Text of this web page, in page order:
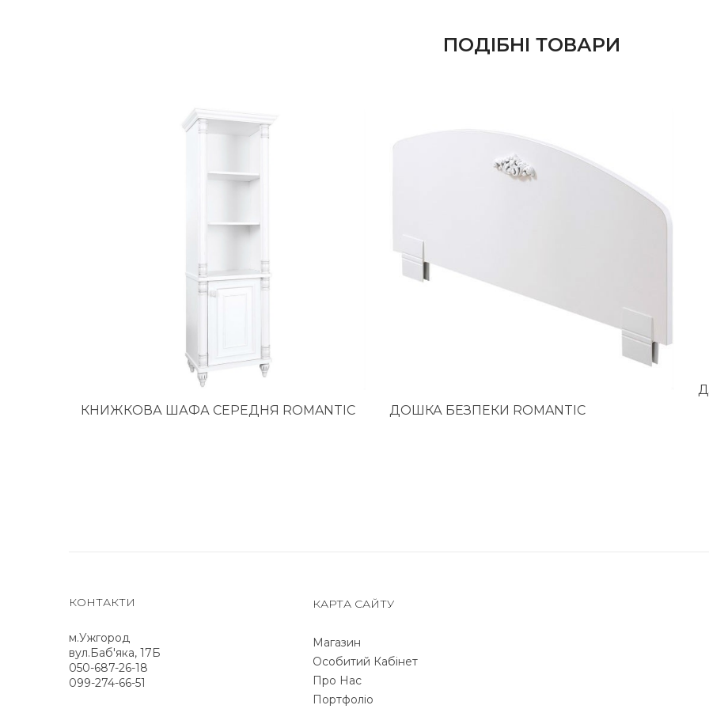
ПОДІБНІ ТОВАРИ
КНИЖКОВА ШАФА СЕРЕДНЯ ROMANTIC ДОШКА БЕЗПЕКИ ROMANTIC
КОНТАКТИ
м.Ужгород
вул.Баб'яка, 17Б
050-687-26-18
099-274-66-51
КАРТА САЙТУ
Магазин
Особитий Кабінет
Про Нас
Портфоліо